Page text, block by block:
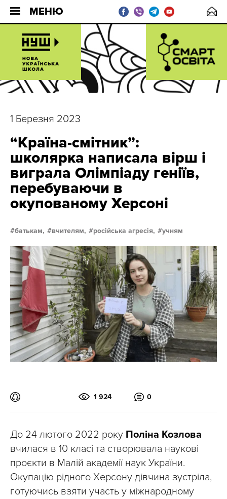
МЕНЮ
1 Березня 2023
“Країна-смітник”:
школярка написала вірш і
виграла Олімпіаду геніїв,
перебуваючи в
окупованому Херсоні
батькам, вчителям, російська агресія, учням
1 924 0
До 24 лютого 2022 року Поліна Козлова
вчилася в 10 класі та створювала наукові
проєкти в Малій академії наук України.
Окупацію рідного Херсону дівчина зустріла,
готуючись взяти участь у міжнародному